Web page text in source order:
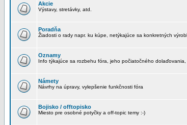
Akcie
Výstavy, stretávky, atd.
Poradňa
Žiadosti o rady napr. ku kúpe, netýkajúce sa konkretných
Oznamy
Info týkajúce sa rozbehu fóra, jeho počiatočného dolaďovania,
Námety
Návrhy na úpravy, vylepšenie funkčnosti fóra
Bojisko / offtopisko
Miesto pre osobné potyčky a off-topic temy :-)